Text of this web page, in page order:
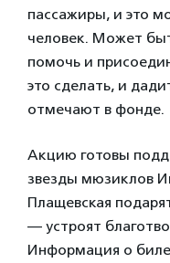
пассажиры, и это
человек. Может
помочь и
это сделать, и
отмечают в фонде.
Акцию готовы
звезды мюзиклов
Плащевская
— устроят
Информация о